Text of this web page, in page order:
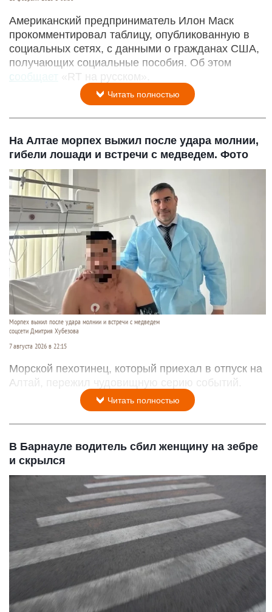
Американский предприниматель Илон Маск
прокомментировал таблицу, опубликованную в
социальных сетях, с данными о гражданах США,
получающих социальные пособия. Об этом
сообщает
«RT на русском».
Читать полностью
На Алтае морпех выжил после удара молнии,
гибели лошади и встречи с медведем. Фото
Морпех выжил после удара молнии и встречи с медведем
соцсети Дмитрия Хубезова
7 августа 2026 в 22:15
Морской пехотинец, который приехал в отпуск на
Алтай, пережил чудовищную серию событий.
Читать полностью
В Барнауле водитель сбил женщину на зебре
и скрылся